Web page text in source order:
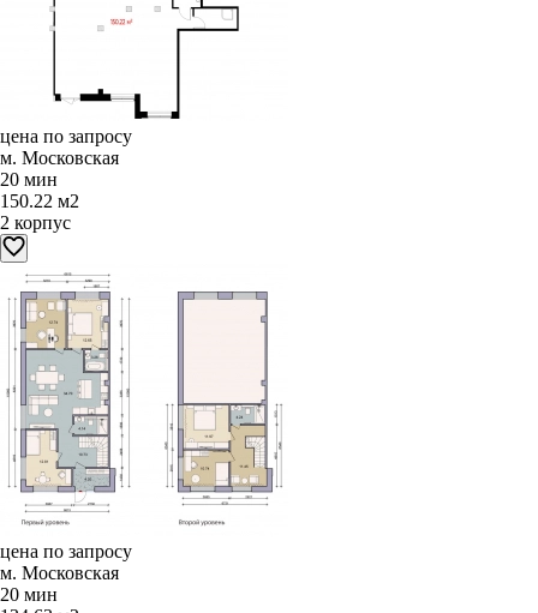
цена по запросу
м. Московская
20 мин
150.22 м2
2 корпус
цена по запросу
м. Московская
20 мин